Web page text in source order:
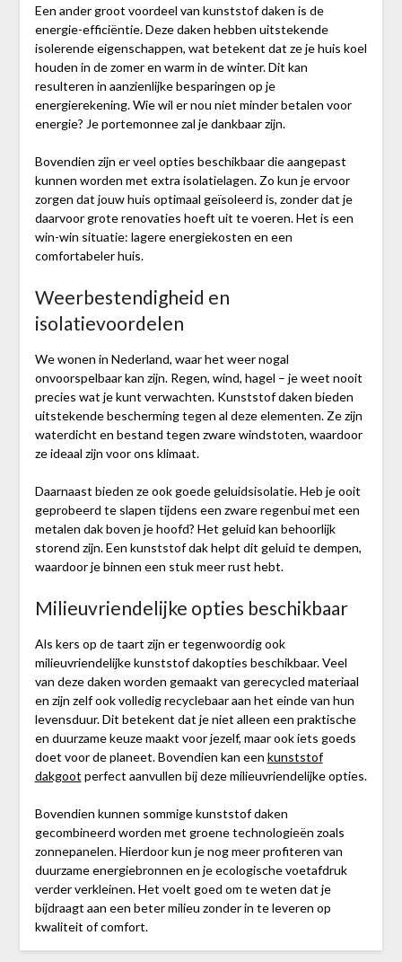
Een ander groot voordeel van kunststof daken is de
energie-efficiëntie. Deze daken hebben uitstekende
isolerende eigenschappen, wat betekent dat ze je huis koel
houden in de zomer en warm in de winter. Dit kan
resulteren in aanzienlijke besparingen op je
energierekening. Wie wil er nou niet minder betalen voor
energie? Je portemonnee zal je dankbaar zijn.
Bovendien zijn er veel opties beschikbaar die aangepast
kunnen worden met extra isolatielagen. Zo kun je ervoor
zorgen dat jouw huis optimaal geïsoleerd is, zonder dat je
daarvoor grote renovaties hoeft uit te voeren. Het is een
win-win situatie: lagere energiekosten en een
comfortabeler huis.
Weerbestendigheid en
isolatievoordelen
We wonen in Nederland, waar het weer nogal
onvoorspelbaar kan zijn. Regen, wind, hagel – je weet nooit
precies wat je kunt verwachten. Kunststof daken bieden
uitstekende bescherming tegen al deze elementen. Ze zijn
waterdicht en bestand tegen zware windstoten, waardoor
ze ideaal zijn voor ons klimaat.
Daarnaast bieden ze ook goede geluidsisolatie. Heb je ooit
geprobeerd te slapen tijdens een zware regenbui met een
metalen dak boven je hoofd? Het geluid kan behoorlijk
storend zijn. Een kunststof dak helpt dit geluid te dempen,
waardoor je binnen een stuk meer rust hebt.
Milieuvriendelijke opties beschikbaar
Als kers op de taart zijn er tegenwoordig ook
milieuvriendelijke kunststof dakopties beschikbaar. Veel
van deze daken worden gemaakt van gerecycled materiaal
en zijn zelf ook volledig recyclebaar aan het einde van hun
levensduur. Dit betekent dat je niet alleen een praktische
en duurzame keuze maakt voor jezelf, maar ook iets goeds
doet voor de planeet. Bovendien kan een kunststof
dakgoot perfect aanvullen bij deze milieuvriendelijke opties.
Bovendien kunnen sommige kunststof daken
gecombineerd worden met groene technologieën zoals
zonnepanelen. Hierdoor kun je nog meer profiteren van
duurzame energiebronnen en je ecologische voetafdruk
verder verkleinen. Het voelt goed om te weten dat je
bijdraagt aan een beter milieu zonder in te leveren op
kwaliteit of comfort.